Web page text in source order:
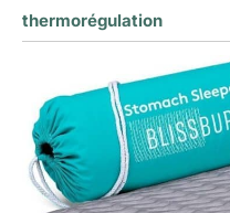
thermorégulation